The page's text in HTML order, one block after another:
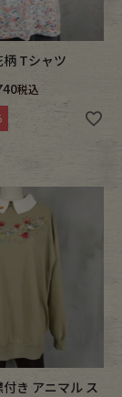
柄 Tシャツ
税込
付き アニマル ス